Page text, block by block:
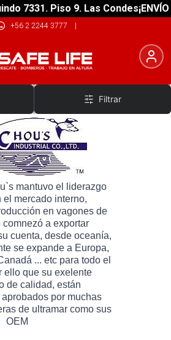
7331. Piso 9. Las Condes¡ENVÍO
+56 2 2244 3777 |
Filtrar
mantuvo el liderazgo
el mercado interno,
en vagones de
comnezó a exportar
cuenta, desde oceanía,
se expande a Europa,
... etc para todo el
ello que su exelente
de calidad, están
por muchas
de ultramar como sus
OEM